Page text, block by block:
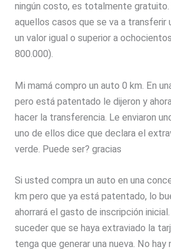
ningún costo, es totalmente gratuito.
aquellos casos que se va a transferir
un valor igual o superior a
800.000).
Mi mamá compro un auto 0 km. En
pero está patentado le dijeron y
hacer la transferencia. Le enviaron
uno de ellos dice que declara el
verde. Puede ser? gracias
Si usted compra un auto en una
km pero que ya está patentado, lo
ahorrará el gasto de inscripción
suceder que se haya extraviado la
tenga que generar una nueva. No hay